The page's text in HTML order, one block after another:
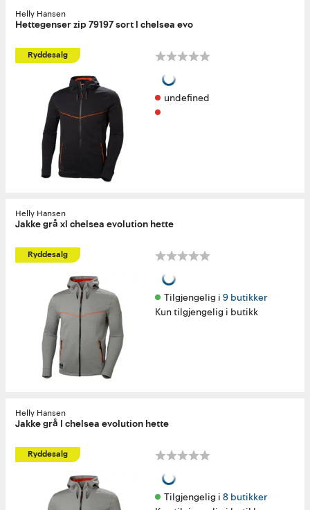
Helly Hansen
Hettegenser zip 79197 sort l chelsea evo
Ryddesalg
undefined
Helly Hansen
Jakke grå xl chelsea evolution hette
Ryddesalg
Tilgjengelig i 9 butikker
Kun tilgjengelig i butikk
Helly Hansen
Jakke grå l chelsea evolution hette
Ryddesalg
Tilgjengelig i 8 butikker